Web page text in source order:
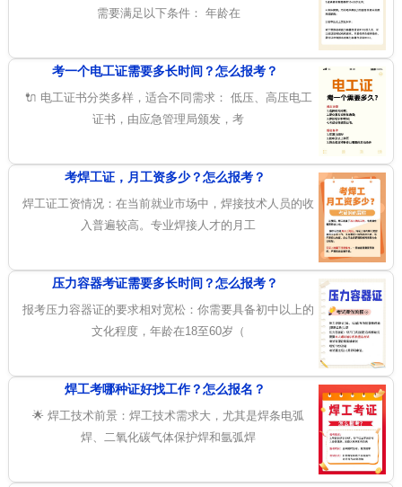
需要满足以下条件： 年龄在
考一个电工证需要多长时间？怎么报考？
🔌 电工证书分类多样，适合不同需求： 低压、高压电工
证书，由应急管理局颁发，考
考焊工证，月工资多少？怎么报考？
焊工证工资情况：在当前就业市场中，焊接技术人员的收
入普遍较高。专业焊接人才的月工
压力容器考证需要多长时间？怎么报考？
报考压力容器证的要求相对宽松：你需要具备初中以上的
文化程度，年龄在18至60岁（
焊工考哪种证好找工作？怎么报名？
🌟 焊工技术前景：焊工技术需求大，尤其是焊条电弧
焊、二氧化碳气体保护焊和氩弧焊